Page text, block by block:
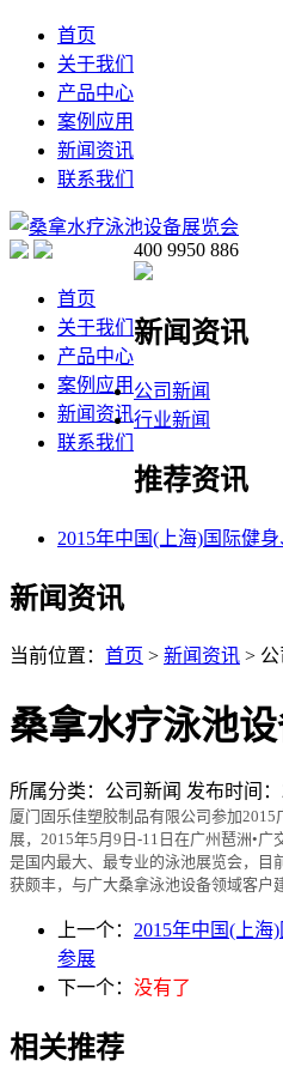
首页
关于我们
产品中心
案例应用
新闻资讯
联系我们
首页
关于我们
产品中心
案例应用
新闻资讯
联系我们
400 9950 886
新闻资讯
公司新闻
行业新闻
推荐资讯
2015年中国(上海)国际健
新闻资讯
当前位置： 首页 > 新闻资讯 > 公
桑拿水疗泳池
所属分类：公司新闻 发布时间：
厦门固乐佳塑胶制品有限公司参加
展，2015年5月9日-11日在广州琶洲•
是国内最大、最专业的泳池展览会，目
获颇丰，与广大桑拿泳池设备领域客户
上一个： 2015年中国(上
参展
下一个： 没有了
相关推荐